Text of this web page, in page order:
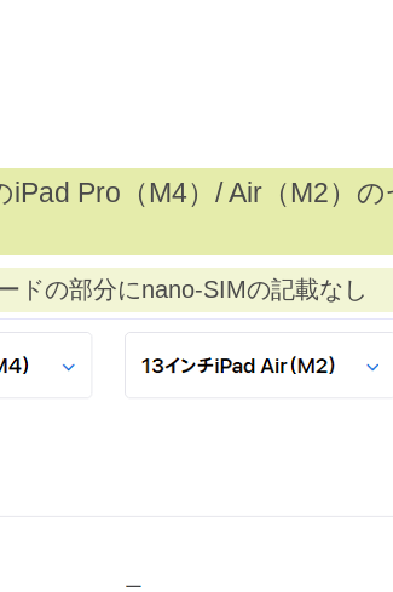
iPad Pro（M4）/ Air（M2）
ドの部分にnano-SIMの記載なし